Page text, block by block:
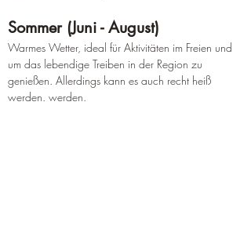
Sommer (Juni - August)
Warmes Wetter, ideal für Aktivitäten im Freien und
um das lebendige Treiben in der Region zu
genießen. Allerdings kann es auch recht heiß
werden. werden.